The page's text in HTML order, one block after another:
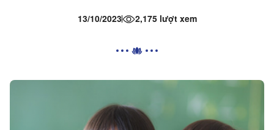
13/10/2023 2,175 lượt xem